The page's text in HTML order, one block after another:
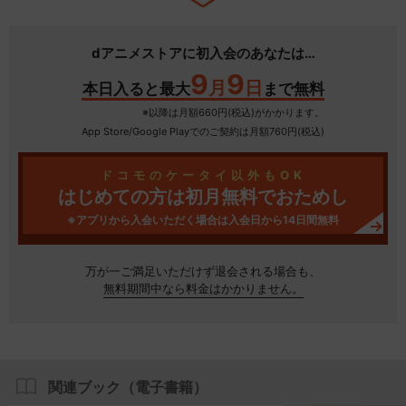
dアニメストアに初入会のあなたは…
本日入ると最大9 月 9 日 まで無料
※以降は月額660円(税込)がかかります。
App Store/Google Playでのご契約は月額760円(税込)
ドコモのケータイ以外もOK
はじめての方は初月無料でおためし
※アプリから入会いただく場合は入会日から14日間無料
万が一ご満足いただけず退会される場合も、
無料期間中なら料金はかかりません。
関連ブック（電子書籍）